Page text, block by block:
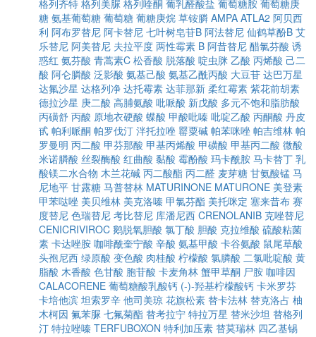
格列齐特 格列美脲 格列喹酮 葡乳醛酸盐 葡萄糖胺 葡萄糖庚
糖 氨基葡萄糖 葡萄糖 葡糖庚烷 草铵膦 AMPA ATLA2 阿贝西
利 阿布罗替尼 阿卡替尼 七叶树皂苷B 阿法替尼 仙鹤草酚B 艾
乐替尼 阿美替尼 夫拉平度 两性霉素 B 阿昔替尼 醋氯芬酸 诱
惑红 氨芬酸 青蒿素C 松香酸 脱落酸 啶虫脒 乙酸 丙烯酸 己二
酸 阿仑膦酸 泛影酸 氨基己酸 氨基乙酰丙酸 大豆苷 达巴万星
达氟沙星 达格列净 达托霉素 达菲那新 柔红霉素 紫花前胡素
德拉沙星 庚二酸 高脯氨酸 吡哌酸 新戊酸 多元不饱和脂肪酸
丙磺舒 丙酸 原地衣硬酸 蝶酸 甲酸吡嗪 吡啶乙酸 丙酮酸 丹皮
甙 帕利哌酮 帕罗伐汀 泮托拉唑 罂粟碱 帕苯咪唑 帕吉维林 帕
罗曼明 丙二酸 甲芬那酸 甲基丙烯酸 甲磺酸 甲基丙二酸 微酸
米诺膦酸 丝裂酶酸 红曲酸 黏酸 霉酚酸 玛卡酰胺 马卡替丁 乳
酸镁二水合物 木兰花碱 丙二酸酯 丙二醛 麦芽糖 甘氨酸锰 马
尼地平 甘露糖 马普替林 MATURINONE MATURONE 美登素
甲苯哒唑 美贝维林 美克洛嗪 甲氯芬酯 美托咪定 塞来昔布 赛
度替尼 色瑞替尼 考比替尼 库潘尼西 CRENOLANIB 克唑替尼
CENICRIVIROC 鹅脱氧胆酸 氯丁酸 胆酸 克拉维酸 硫酸粘菌
素 卡达唑胺 咖啡酰奎宁酸 辛酸 氨基甲酸 卡谷氨酸 鼠尾草酸
头孢尼西 绿原酸 变色酸 肉桂酸 柠檬酸 氯膦酸 二氯吡啶酸 黄
脂酸 木香酸 色甘酸 胞苷酸 卡麦角林 蟹甲草酮 尸胺 咖啡因
CALACORENE 葡萄糖酸乳酸钙 (-)-羟基柠檬酸钙 卡米罗芬
卡培他滨 坦索罗辛 他司美琼 花旗松素 替卡法林 替克洛占 柚
木柯因 氟苯脲 七氟菊酯 替考拉宁 特拉万星 替米沙坦 替格列
汀 特拉唑嗪 TERFUBOXON 特利加压素 替莫瑞林 四乙基锡